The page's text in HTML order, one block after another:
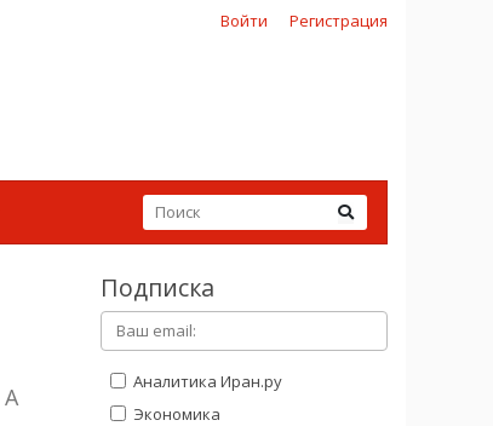
Войти Регистрация
A
Подписка
Аналитика Иран.ру
Экономика